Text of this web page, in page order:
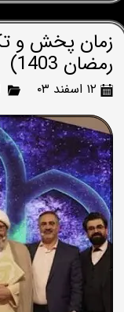
رمضان 1403)
۱۲ اسفند ۰۳